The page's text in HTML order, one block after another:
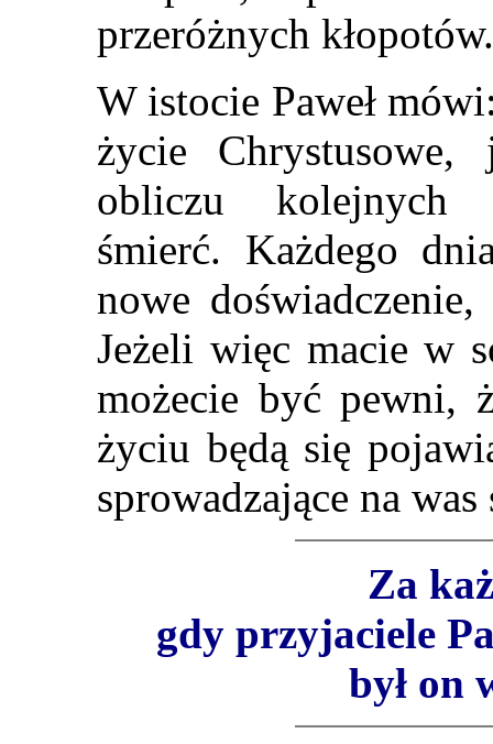
przeróżnych kłopotów.
W istocie Paweł
życie
obliczu kolejnych
śmierć. Każdego
nowe
Jeżeli więc macie w
możecie być pewni,
życiu będą się
sprowadzające na
Za
gdy przyjaciele
był on